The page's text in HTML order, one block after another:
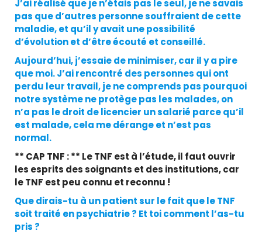
J’ai réalisé que je n’étais pas le seul, je ne savais
pas que d’autres personne souffraient de cette
maladie, et qu’il y avait une possibilité
d’évolution et d’être écouté et conseillé.
Aujourd’hui, j’essaie de minimiser, car il y a pire
que moi. J’ai rencontré des personnes qui ont
perdu leur travail, je ne comprends pas pourquoi
notre système ne protège pas les malades, on
n’a pas le droit de licencier un salarié parce qu’il
est malade, cela me dérange et n’est pas
normal.
** CAP TNF : ** Le TNF est à l’étude, il faut ouvrir
les esprits des soignants et des institutions, car
le TNF est peu connu et reconnu !
Que dirais-tu à un patient sur le fait que le TNF
soit traité en psychiatrie ? Et toi comment l’as-tu
pris ?